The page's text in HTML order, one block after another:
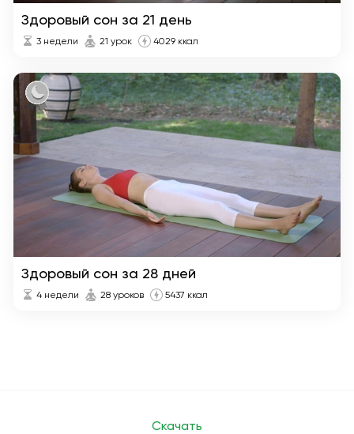
Здоровый сон за 21 день
3 недели 21 урок 4029 ккал
Здоровый сон за 28 дней
4 недели 28 уроков 5437 ккал
Скачать